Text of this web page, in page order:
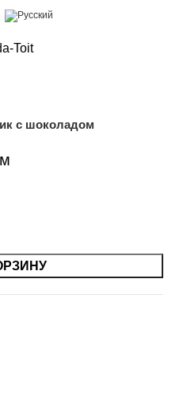
с шоколадом